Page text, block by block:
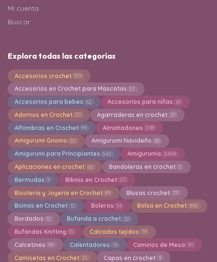
Mi cuenta
Buscar
Explora todas las categorías
Accesorios crochet 319
Accesorios en Crochet para Mascotas 57
Accesorios para bebes 62 Accesorios para niñas 61
Adornos en Crochet 20 Agarraderas en crochet 21
Alfombras en Crochet 99 Almohadones 248
Amigurumi Gnomo 20 Amigurumi Navideño 80
Amigurumi para Principiantes 542 Amigurumis 2494
Aplicaciones en crochet 60 Bandoleras en crochet 5
Bermudas 3 Bikinis en Crochet 27
Bisuteria y Joyeria en Crochet 89 Blusas crochet 111
Boinas en Crochet 12 Boleros 14 Bolsa en Crochet 845
Bordados 12 Bufanda a crochet 32
Bufandas Knitting 15 Calcados tejidos 19
Calcetines 46 Calentadores 16 Caminos de Mesa 41
Camisetas en Crochet 25 Capas en crochet 9